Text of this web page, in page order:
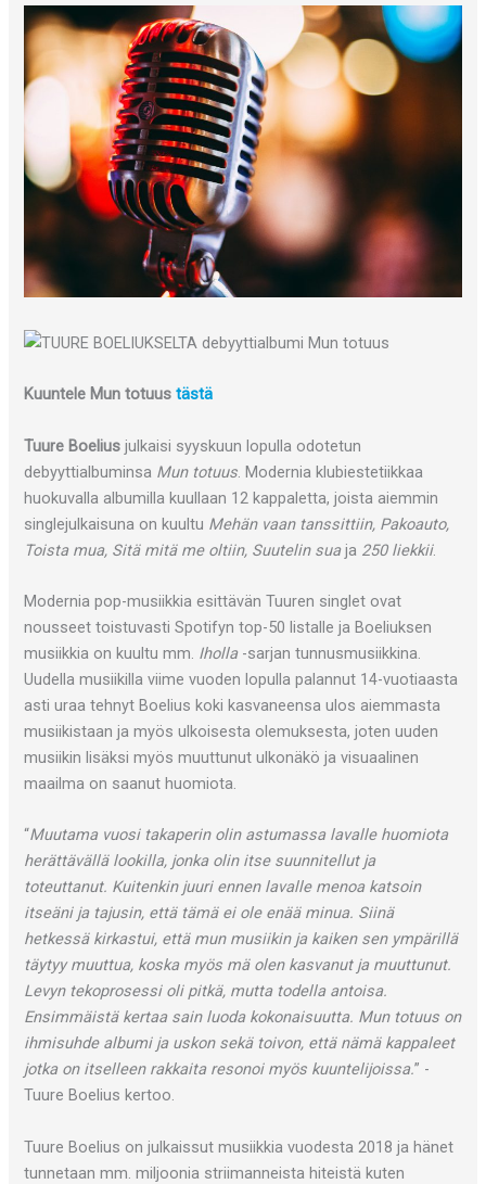
Kuuntele Mun totuustästä
Tuure Boelius julkaisi syyskuun lopulla odotetun
debyyttialbuminsa Mun totuus . Modernia klubiestetiikkaa
huokuvalla albumilla kuullaan 12 kappaletta, joista aiemmin
singlejulkaisuna on kuultu Mehän vaan tanssittiin, Pakoauto,
Toista mua, Sitä mitä me oltiin, Suutelin sua ja 250 liekkii.
Modernia pop-musiikkia esittävän Tuuren singlet ovat
nousseet toistuvasti Spotifyn top-50 listalle ja Boeliuksen
musiikkia on kuultu mm. Iholla -sarjan tunnusmusiikkina.
Uudella musiikilla viime vuoden lopulla palannut 14-vuotiaasta
asti uraa tehnyt Boelius koki kasvaneensa ulos aiemmasta
musiikistaan ja myös ulkoisesta olemuksesta, joten uuden
musiikin lisäksi myös muuttunut ulkonäkö ja visuaalinen
maailma on saanut huomiota.
“Muutama vuosi takaperin olin astumassa lavalle huomiota
herättävällä lookilla, jonka olin itse suunnitellut ja
toteuttanut. Kuitenkin juuri ennen lavalle menoa katsoin
itseäni ja tajusin, että tämä ei ole enää minua. Siinä
hetkessä kirkastui, että mun musiikin ja kaiken sen ympärillä
täytyy muuttua, koska myös mä olen kasvanut ja muuttunut.
Levyn tekoprosessi oli pitkä, mutta todella antoisa.
Ensimmäistä kertaa sain luoda kokonaisuutta. Mun totuus on
ihmisuhde albumi ja uskon sekä toivon, että nämä kappaleet
jotka on itselleen rakkaita resonoi myös kuuntelijoissa.” -
Tuure Boelius kertoo.
Tuure Boelius on julkaissut musiikkia vuodesta 2018 ja hänet
tunnetaan mm. miljoonia striimanneista hiteistä kuten